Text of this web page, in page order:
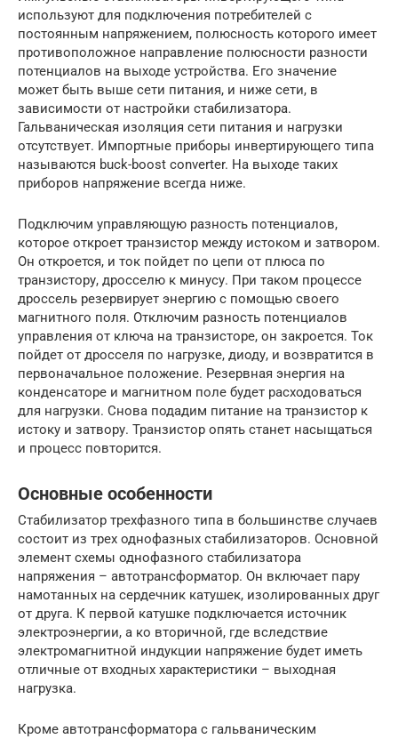
используют для подключения потребителей с
постоянным напряжением, полюсность которого имеет
противоположное направление полюсности разности
потенциалов на выходе устройства. Его значение
может быть выше сети питания, и ниже сети, в
зависимости от настройки стабилизатора.
Гальваническая изоляция сети питания и нагрузки
отсутствует. Импортные приборы инвертирующего типа
называются buck-boost converter. На выходе таких
приборов напряжение всегда ниже.
Подключим управляющую разность потенциалов,
которое откроет транзистор между истоком и затвором.
Он откроется, и ток пойдет по цепи от плюса по
транзистору, дросселю к минусу. При таком процессе
дроссель резервирует энергию с помощью своего
магнитного поля. Отключим разность потенциалов
управления от ключа на транзисторе, он закроется. Ток
пойдет от дросселя по нагрузке, диоду, и возвратится в
первоначальное положение. Резервная энергия на
конденсаторе и магнитном поле будет расходоваться
для нагрузки. Снова подадим питание на транзистор к
истоку и затвору. Транзистор опять станет насыщаться
и процесс повторится.
Основные особенности
Стабилизатор трехфазного типа в большинстве случаев
состоит из трех однофазных стабилизаторов. Основной
элемент схемы однофазного стабилизатора
напряжения – автотрансформатор. Он включает пару
намотанных на сердечник катушек, изолированных друг
от друга. К первой катушке подключается источник
электроэнергии, а ко вторичной, где вследствие
электромагнитной индукции напряжение будет иметь
отличные от входных характеристики – выходная
нагрузка.
Кроме автотрансформатора с гальваническим